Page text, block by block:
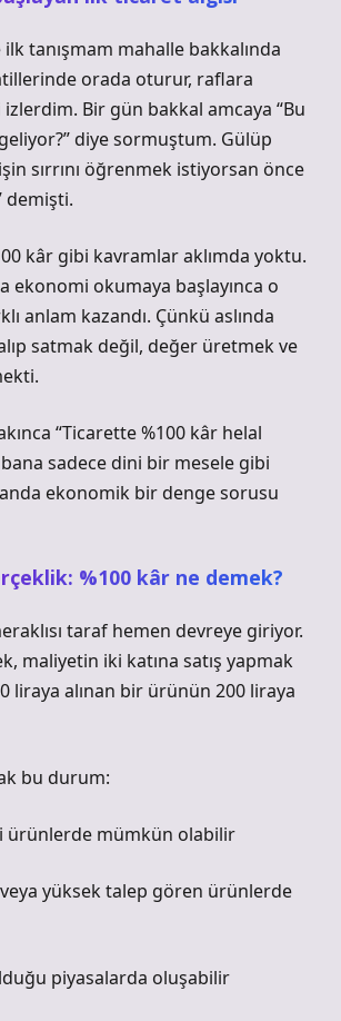
tanışmam mahalle bakkalında
orada oturur, raflara
Bir gün bakkal amcaya “Bu
diye sormuştum. Gülüp
sırrını öğrenmek istiyorsan önce
demişti.
kâr gibi kavramlar aklımda yoktu.
ekonomi okumaya başlayınca o
anlam kazandı. Çünkü aslında
satmak değil, değer üretmek ve
“Ticarette %100 kâr helal
sadece dini bir mesele gibi
ekonomik bir denge sorusu
%100 kâr ne demek?
taraf hemen devreye giriyor.
maliyetin iki katına satış yapmak
liraya alınan bir ürünün 200 liraya
bu durum:
ürünlerde mümkün olabilir
yüksek talep gören ürünlerde
piyasalarda oluşabilir